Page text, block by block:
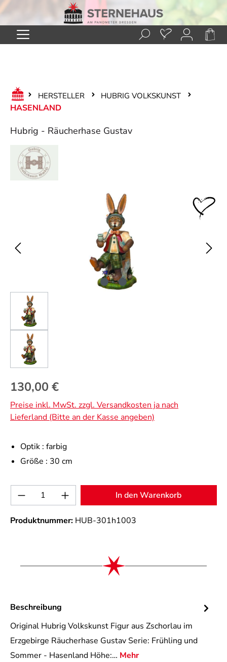
Zum Hauptinhalt springen
HERSTELLER HUBRIG VOLKSKUNST
HASENLAND
Hubrig - Räucherhase Gustav
Bildergalerie überspringen
Regulärer Preis:
130,00 €
Preise inkl. MwSt. zzgl. Versandkosten ja nach
Lieferland (Bitte an der Kasse angeben)
Optik : farbig
Größe : 30 cm
Produkt Anzahl: Gib den gewünschten
In den Warenkorb
Produktnummer: HUB-301h1003
Beschreibung
Original Hubrig Volkskunst Figur aus Zschorlau im
Erzgebirge Räucherhase Gustav Serie: Frühling und
Sommer - Hasenland Höhe:… Mehr